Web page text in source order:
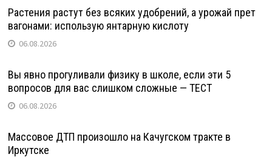
Растения растут без всяких удобрений, а урожай прет
вагонами: использую янтарную кислоту
06.08.2026
Вы явно прогуливали физику в школе, если эти 5
вопросов для вас слишком сложные — ТЕСТ
06.08.2026
Массовое ДТП произошло на Качугском тракте в
Иркутске